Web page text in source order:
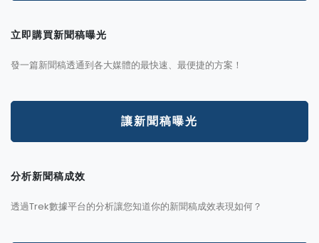
立即購買新聞稿曝光
發一篇新聞稿透通到各大媒體的最快速、最便捷的方案！
讓新聞稿曝光
分析新聞稿成效
透過Trek數據平台的分析讓您知道你的新聞稿成效表現如何？